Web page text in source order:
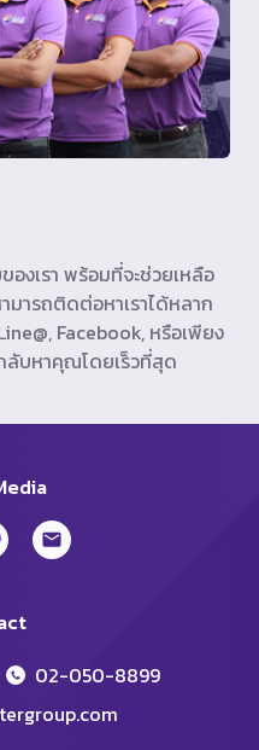
งเรา พร้อมที่จะช่วยเหลือ
ารถติดต่อหาเราได้หลาก
Facebook, หรือเพียง
ลับหาคุณโดยเร็วที่สุด
02-050-8899